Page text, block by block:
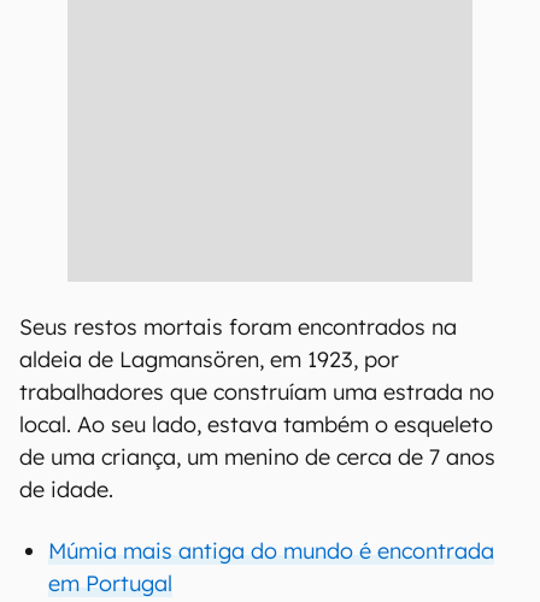
Seus restos mortais foram encontrados na
aldeia de Lagmansören, em 1923, por
trabalhadores que construíam uma estrada no
local. Ao seu lado, estava também o esqueleto
de uma criança, um menino de cerca de 7 anos
de idade.
Múmia mais antiga do mundo é encontrada
em Portugal